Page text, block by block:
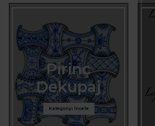
Pirinç
Dekupaj
Kategoriyi İncele